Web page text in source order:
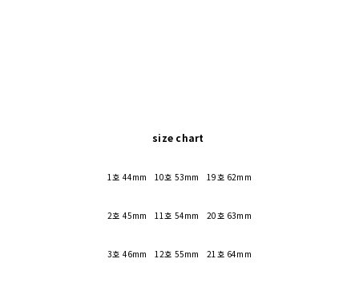
size chart
1호 44mm 10호 53mm 19호 62mm
2호 45mm 11호 54mm 20호 63mm
3호 46mm 12호 55mm 21호 64mm